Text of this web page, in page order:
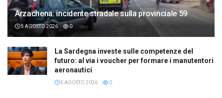
Arzachena: incidente stradale sulla provinciale 59
5 AGOSTO 2026 0
La Sardegna investe sulle competenze del
futuro: al via i voucher per formare i manutentori
aeronautici
5 AGOSTO 2026 0